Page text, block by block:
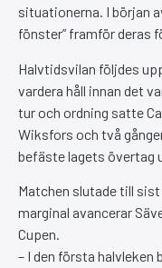
situationerna. I början
fönster” framför deras
Halvtidsvilan följdes
vardera håll innan det
tur och ordning satte
Wiksfors och två
befäste lagets övertag
Matchen slutade till
marginal avancerar
Cupen.
– I den första halvleken